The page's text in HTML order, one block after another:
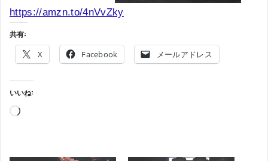
https://amzn.to/4nVvZky
共有:
X Facebook メールアドレス
いいね:
読